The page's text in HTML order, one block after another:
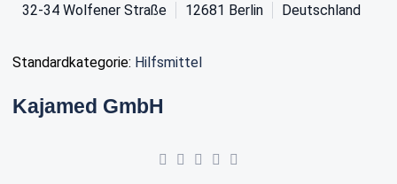
32-34 Wolfener Straße 12681 Berlin Deutschland
Standardkategorie: Hilfsmittel
Kajamed GmbH